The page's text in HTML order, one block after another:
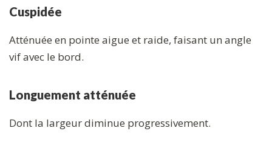
Cuspidée
Atténuée en pointe aigue et raide, faisant un angle
vif avec le bord.
Longuement atténuée
Dont la largeur diminue progressivement.